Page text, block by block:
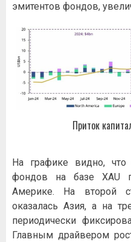
эмитентов фондов,
Приток
На графике видно,
фондов на базе XAU
Америке. На второй
оказалась Азия, а на
периодически
Главным драйвером